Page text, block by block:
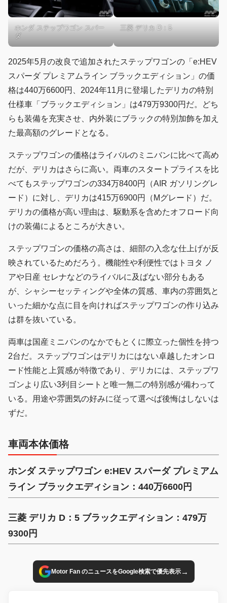
ホンダ ステップワゴン スパー
ダ
三菱 デリカ D：5
2025年5月の改良で追加されたステップワゴンの「e:HEV
スパーダ プレミアムライン ブラックエディション」の価
格は440万6600円、2024年11月に登場したデリカの特別
仕様車「ブラックエディション」は479万9300円だ。どち
らも装備を充実させ、内外装にブラックの特別加飾を加え
た最高額のグレードとなる。
ステップワゴンの価格はライバルのミニバンに比べて高め
だが、デリカはさらに高い。両車のスタートプライスを比
べてもステップワゴンの334万8400円（AIR ガソリングレ
ード）に対し、デリカは415万6900円（Mグレード）だ。
デリカの価格が高い理由は、駆動系を含めたオフロード向
けの装備によるところが大きい。
ステップワゴンの価格の高さは、細部の入念な仕上げが反
映されているためだろう。機能性や利便性ではトヨタ ノ
アや日産 セレナなどのライバルに及ばない部分もある
が、シャシーセッティングや全体の質感、車内の雰囲気と
いった細かな点に目を向ければステップワゴンの作り込み
は群を抜いている。
両車は国産ミニバンのなかでもとくに際立った個性を持つ
2台だ。ステップワゴンはデリカにはない卓越したオンロ
ード性能と上質感が特徴であり、デリカには、ステップワ
ゴンより広い3列目シートと唯一無二の特別感が備わって
いる。用途や雰囲気の好みに従って選べば後悔はしないは
ずだ。
車両本体価格
ホンダ ステップワゴン e:HEV スパーダ プレミアム
ライン ブラックエディション：440万6600円
三菱 デリカ D：5 ブラックエディション：479万
9300円
Motor Fan のニュースをGoogle検索で優先表示→